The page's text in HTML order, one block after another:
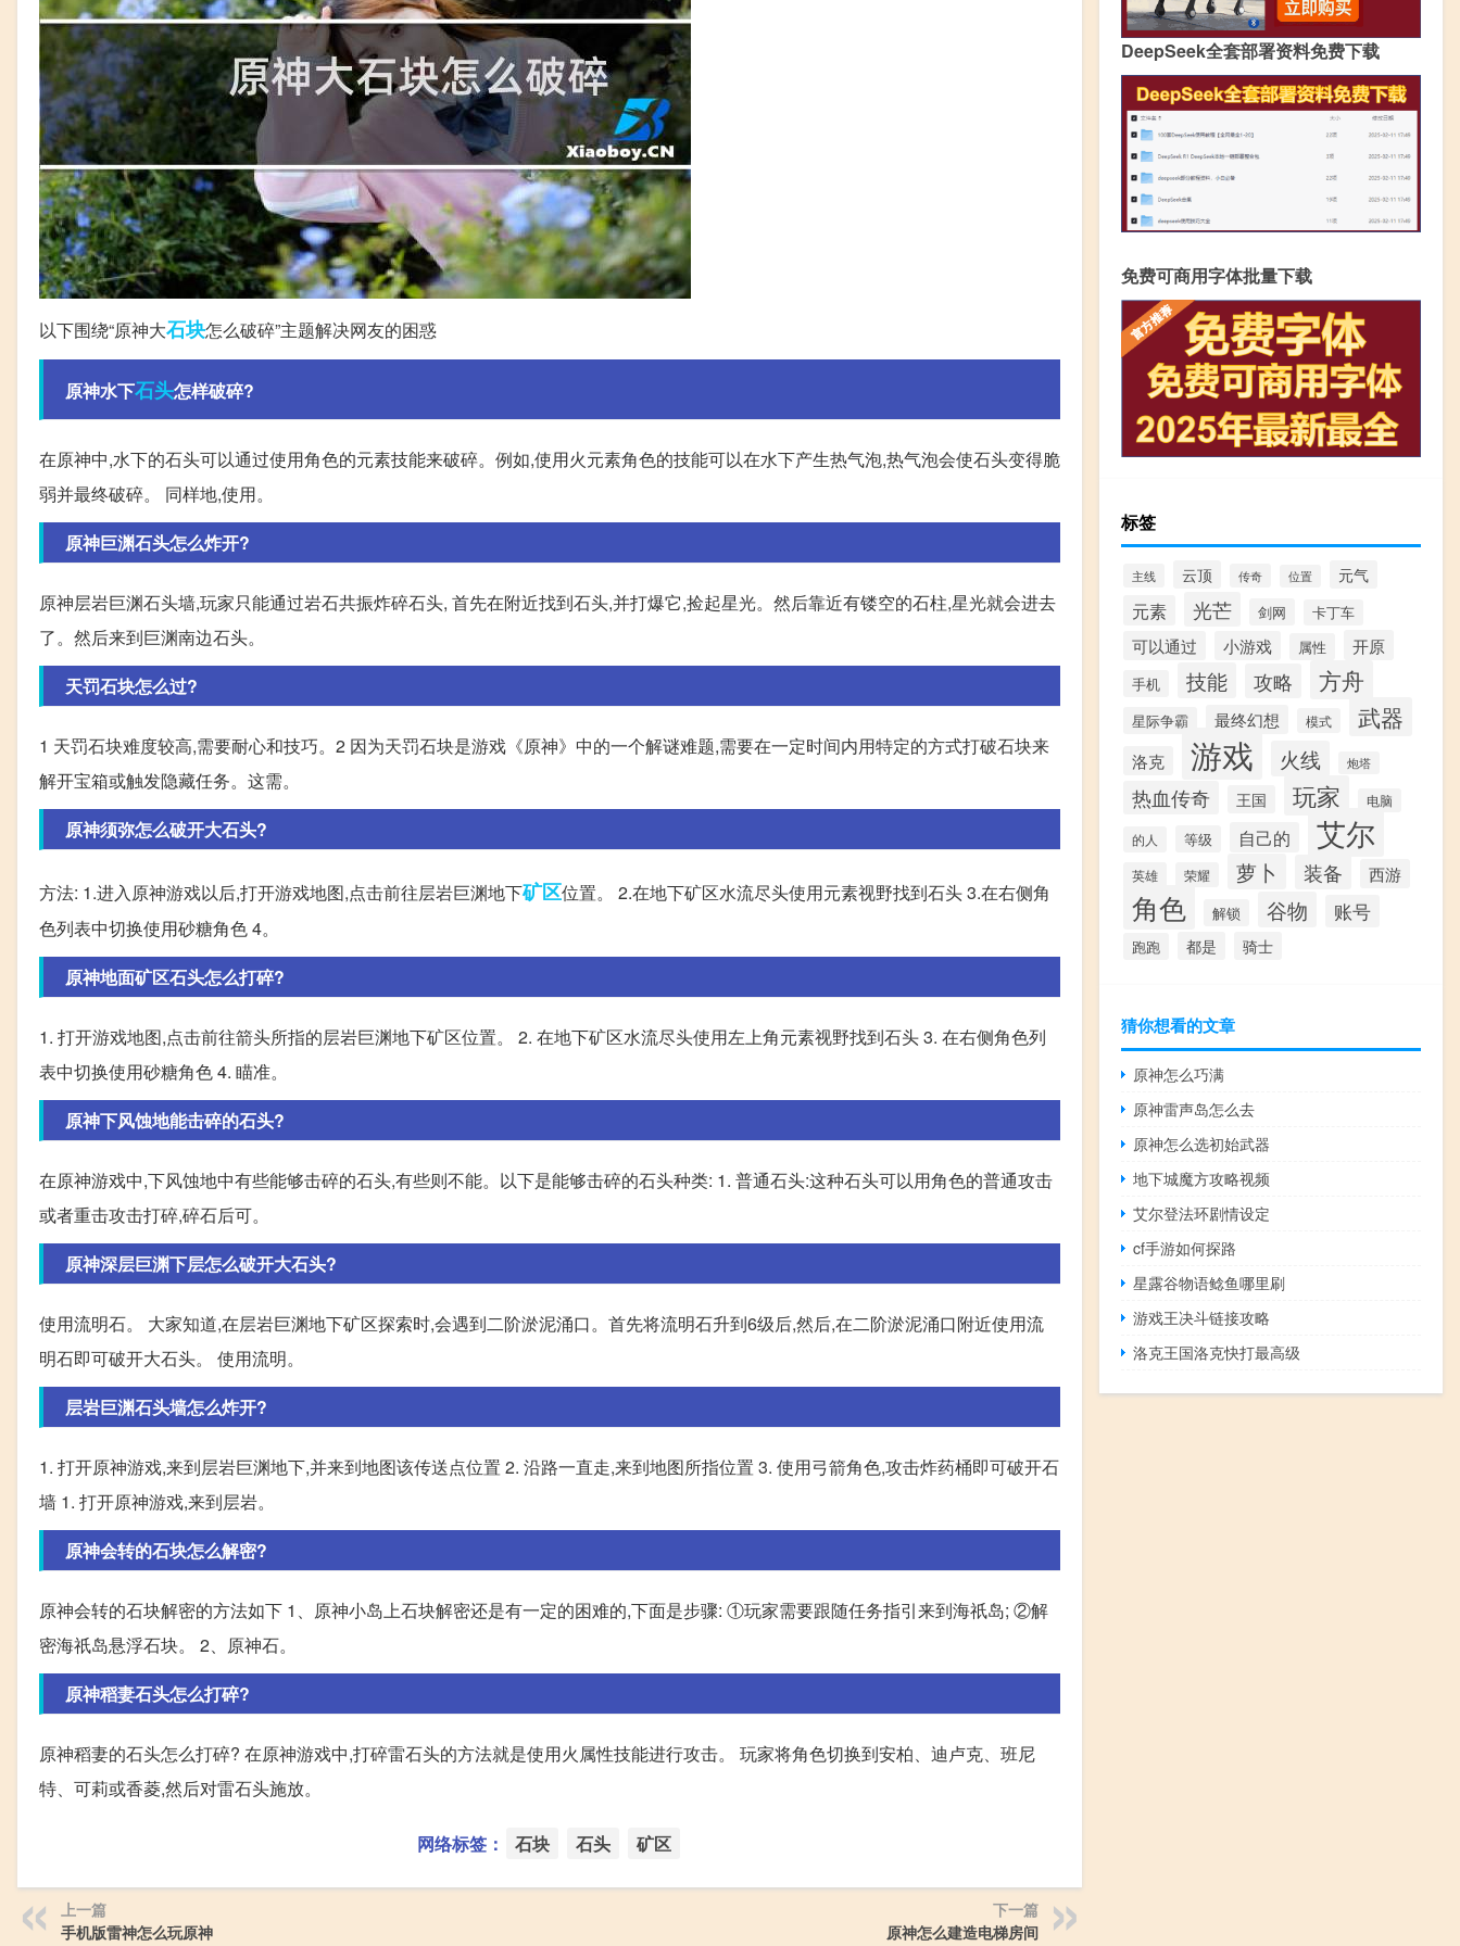
以下围绕“原神大石块怎么破碎”主题解决网友的困惑
原神水下石头怎样破碎?
在原神中,水下的石头可以通过使用角色的元素技能来破碎。例如,使用火元素角色的技能可以在水下产生热气泡,热气泡会使石头变得脆
弱并最终破碎。 同样地,使用。
原神巨渊石头怎么炸开?
原神层岩巨渊石头墙,玩家只能通过岩石共振炸碎石头, 首先在附近找到石头,并打爆它,捡起星光。然后靠近有镂空的石柱,星光就会进去
了。然后来到巨渊南边石头。
天罚石块怎么过?
1 天罚石块难度较高,需要耐心和技巧。2 因为天罚石块是游戏《原神》中的一个解谜难题,需要在一定时间内用特定的方式打破石块来
解开宝箱或触发隐藏任务。这需。
原神须弥怎么破开大石头?
方法: 1.进入原神游戏以后,打开游戏地图,点击前往层岩巨渊地下矿区位置。 2.在地下矿区水流尽头使用元素视野找到石头 3.在右侧角
色列表中切换使用砂糖角色 4。
原神地面矿区石头怎么打碎?
1. 打开游戏地图,点击前往箭头所指的层岩巨渊地下矿区位置。 2. 在地下矿区水流尽头使用左上角元素视野找到石头 3. 在右侧角色列
表中切换使用砂糖角色 4. 瞄准。
原神下风蚀地能击碎的石头?
在原神游戏中,下风蚀地中有些能够击碎的石头,有些则不能。以下是能够击碎的石头种类: 1. 普通石头:这种石头可以用角色的普通攻击
或者重击攻击打碎,碎石后可。
原神深层巨渊下层怎么破开大石头?
使用流明石。 大家知道,在层岩巨渊地下矿区探索时,会遇到二阶淤泥涌口。首先将流明石升到6级后,然后,在二阶淤泥涌口附近使用流
明石即可破开大石头。 使用流明。
层岩巨渊石头墙怎么炸开?
1. 打开原神游戏,来到层岩巨渊地下,并来到地图该传送点位置 2. 沿路一直走,来到地图所指位置 3. 使用弓箭角色,攻击炸药桶即可破开石
墙 1. 打开原神游戏,来到层岩。
原神会转的石块怎么解密?
原神会转的石块解密的方法如下 1、原神小岛上石块解密还是有一定的困难的,下面是步骤: ①玩家需要跟随任务指引来到海祇岛; ②解
密海祇岛悬浮石块。 2、原神石。
原神稻妻石头怎么打碎?
原神稻妻的石头怎么打碎? 在原神游戏中,打碎雷石头的方法就是使用火属性技能进行攻击。 玩家将角色切换到安柏、迪卢克、班尼
特、可莉或香菱,然后对雷石头施放。
网络标签： 石块 石头 矿区
上一篇
手机版雷神怎么玩原神
下一篇
原神怎么建造电梯房间
DeepSeek全套部署资料免费下载
免费可商用字体批量下载
标签
主线 云顶 传奇 位置 元气
元素 光芒 剑网 卡丁车
可以通过 小游戏 属性 开原
手机 技能 攻略 方舟
星际争霸 最终幻想 模式 武器
洛克 游戏 火线 炮塔
热血传奇 王国 玩家 电脑
的人 等级 自己的 艾尔
英雄 荣耀 萝卜 装备 西游
角色 解锁 谷物 账号
跑跑 都是 骑士
猜你想看的文章
原神怎么巧满
原神雷声岛怎么去
原神怎么选初始武器
地下城魔方攻略视频
艾尔登法环剧情设定
cf手游如何探路
星露谷物语鲶鱼哪里刷
游戏王决斗链接攻略
洛克王国洛克快打最高级